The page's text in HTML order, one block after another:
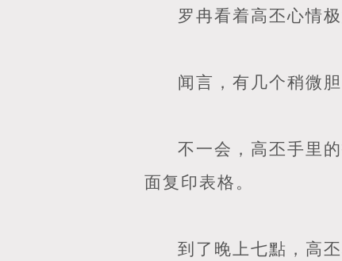
罗冉看着高丕心情
闻言，有几个稍微
不一会，高丕手里
面复印表格。
到了晚上七點，高